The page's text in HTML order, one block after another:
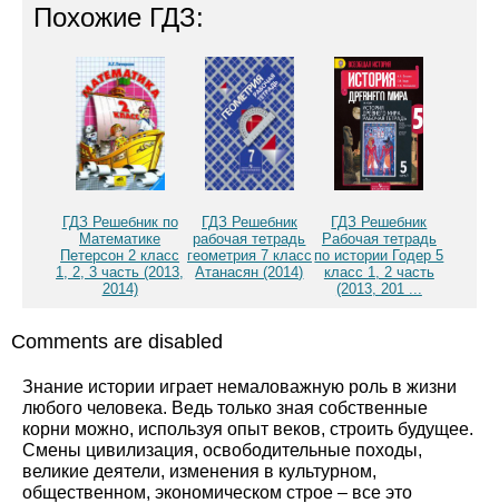
Похожие ГДЗ:
ГДЗ Решебник по
Математике
Петерсон 2 класс
1, 2, 3 часть (2013,
2014)
ГДЗ Решебник
рабочая тетрадь
геометрия 7 класс
Атанасян (2014)
ГДЗ Решебник
Рабочая тетрадь
по истории Годер 5
класс 1, 2 часть
(2013, 201 ...
Comments are disabled
Знание истории играет немаловажную роль в жизни
любого человека. Ведь только зная собственные
корни можно, используя опыт веков, строить будущее.
Смены цивилизация, освободительные походы,
великие деятели, изменения в культурном,
общественном, экономическом строе – все это